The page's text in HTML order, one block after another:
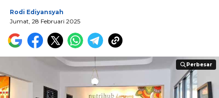
Rodi Ediyansyah
Jumat, 28 Februari 2025
Perbesar
Perbesar